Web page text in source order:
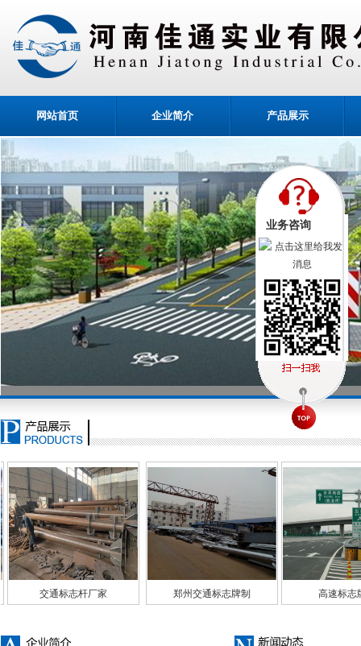
网站首页 企业简介 产品展示
郑州交通标志牌制 高速标志牌生
业务咨询